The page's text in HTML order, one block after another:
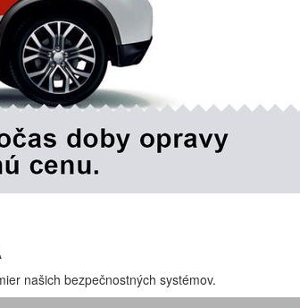
našich bezpečnostných systémov.